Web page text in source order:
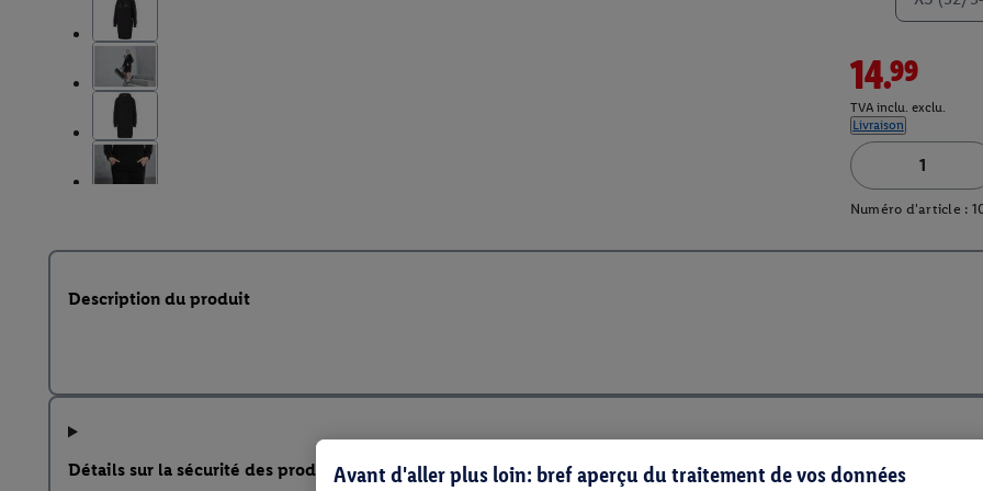
14.99
TVA inclu. exclu.
Livraison
Numéro d'article :
Description du produit
Détails sur la sécurité des produitsAvant d'aller plus loin: bref aperçu du traitement de vos données